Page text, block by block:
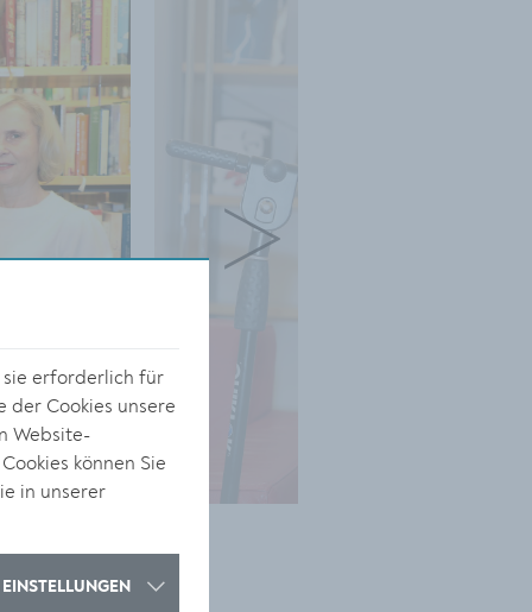
sie erforderlich für
Cookies unsere
Website-
können Sie
in unserer
EINSTELLUNGEN